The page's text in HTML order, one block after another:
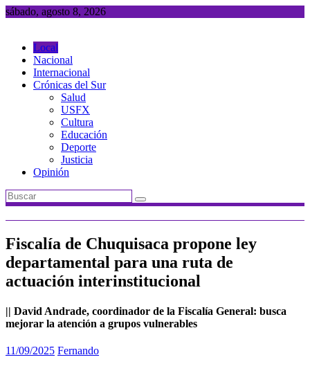
Saltar
sábado, agosto 8, 2026
Local
Nacional
Internacional
Crónicas del Sur
Salud
USFX
Cultura
Educación
Deporte
Justicia
Opinión
Fiscalía de Chuquisaca propone ley
departamental para una ruta de
actuación interinstitucional
|| David Andrade, coordinador de la Fiscalía General: busca
mejorar la atención a grupos vulnerables
11/09/2025 Fernando